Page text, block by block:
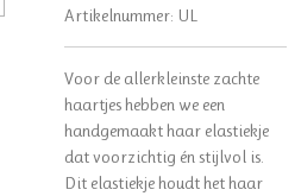
Artikelnummer: UL
Voor de allerkleinste zachte
haartjes hebben we een
handgemaakt haar elastiekje
dat voorzichtig én stijlvol is.
Dit elastiekje houdt het haar